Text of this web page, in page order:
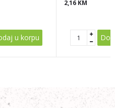
u korpu
2,16 KM